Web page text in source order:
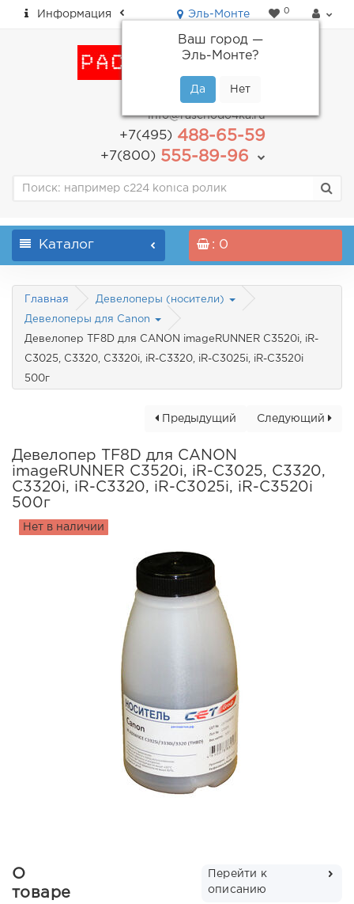
Информация Эль-Монте
Ваш город —
Эль-Монте?
0
пн-пт: с 9.00 до 18.00
info@raschodo4ka.ru
+7(495)488-65-59
+7(800)555-89-96
Каталог : 0
Главная Девелоперы (носители)
Девелоперы для Canon
Девелопер TF8D для CANON imageRUNNER C3520i, iR-
C3025, C3320, C3320i, iR-C3320, iR-C3025i, iR-C3520i
500г
Следующий
Предыдущий
Девелопер TF8D для CANON
imageRUNNER C3520i, iR-C3025, C3320,
C3320i, iR-C3320, iR-C3025i, iR-C3520i
500г
Нет в наличии
О
товаре
Перейти к
описанию